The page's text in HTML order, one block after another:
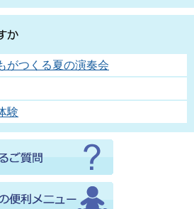
がつくる夏の演奏会
験